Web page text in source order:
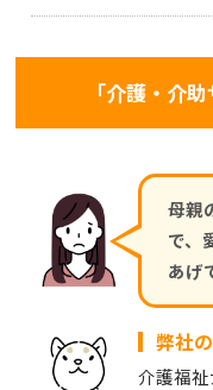
「介護・介
母親
で、
あげ
弊社
介護福